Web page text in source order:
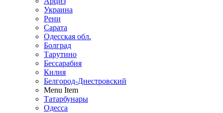
Украина
Рени
Сарата
Одесская обл.
Болград
Тарутино
Бессарабия
Килия
Белгород-Днестровский
Menu Item
Татарбунары
Одесса